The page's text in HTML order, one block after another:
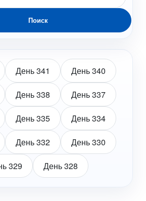
Поиск
День 341 День 340
День 338 День 337
День 335 День 334
День 332 День 330
329 День 328